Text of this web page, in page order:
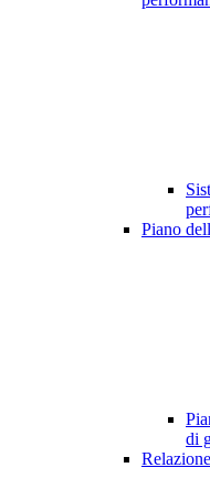
Piano
di